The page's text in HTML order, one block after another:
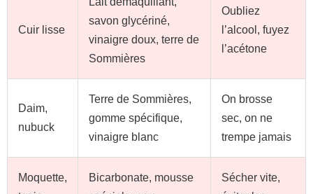
Cuir lisse
savon glycériné,
vinaigre doux, terre de
Sommières
Oubliez
l’alcool, fuyez
l’acétone
Daim,
nubuck
Terre de Sommières,
gomme spécifique,
vinaigre blanc
On brosse
sec, on ne
trempe jamais
Moquette,
Bicarbonate, mousse
Sécher vite,